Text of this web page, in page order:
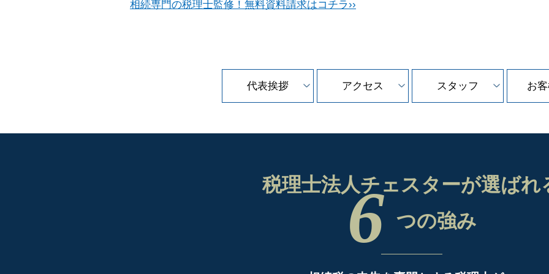
相続専門の税理士監修！無料資料請求はコチラ››
代表挨拶 アクセス スタッフ お
税理士法人チェスターが選ばれ
6 つの強み